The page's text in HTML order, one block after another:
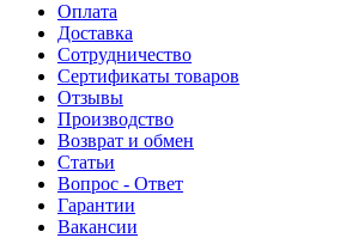
Оплата
Доставка
Сотрудничество
Сертификаты товаров
Отзывы
Производство
Возврат и обмен
Статьи
Вопрос - Ответ
Гарантии
Вакансии